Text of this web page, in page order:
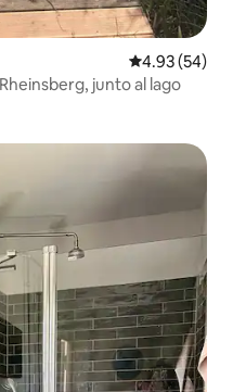
Calificación
4.93 (54)
junto al lago